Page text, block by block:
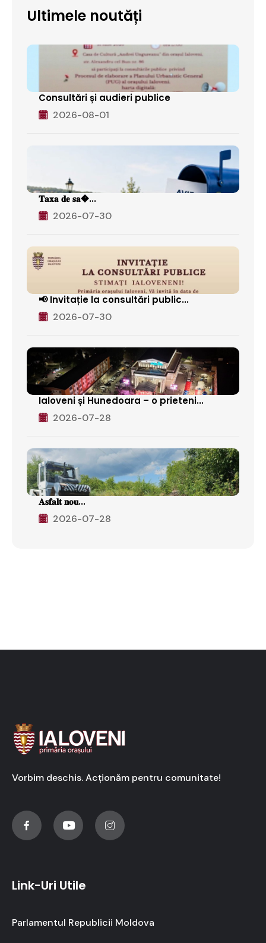
Ultimele noutăți
Consultări și audieri publice
2026-08-01
𝐓𝐚𝐱𝐚 𝐝𝐞 𝐬𝐚�...
2026-07-30
📢 Invitație la consultări public...
2026-07-30
Ialoveni și Hunedoara – o prieteni...
2026-07-28
𝐀𝐬𝐟𝐚𝐥𝐭 𝐧𝐨𝐮...
2026-07-28
Vorbim deschis. Acționăm pentru comunitate!
Link-Uri Utile
Parlamentul Republicii Moldova